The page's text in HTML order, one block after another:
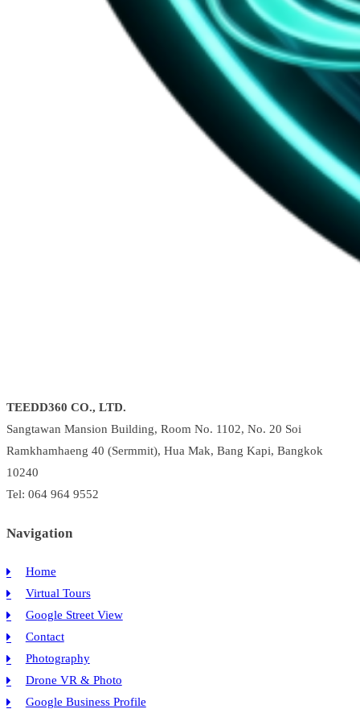
TEEDD360 CO., LTD.
Sangtawan Mansion Building, Room No. 1102, No. 20 Soi
Ramkhamhaeng 40 (Sermmit), Hua Mak, Bang Kapi, Bangkok
10240
Tel: 064 964 9552
Navigation
Home
Virtual Tours
Google Street View
Contact
Photography
Drone VR & Photo
Google Business Profile